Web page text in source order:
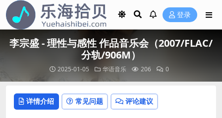
登录
李宗盛 - 理性与感性 作品音乐会（2007/FLAC/
分轨/906M）
2025-01-05 华语音乐 206 0
详情介绍 常见问题 评论建议